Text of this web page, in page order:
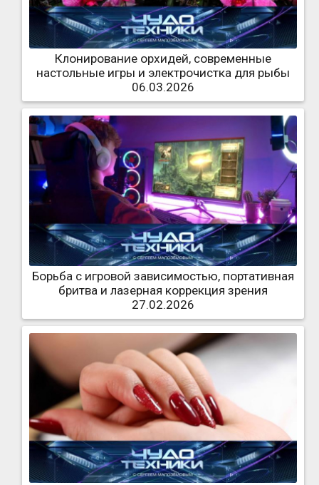
Клонирование орхидей, современные
настольные игры и электрочистка для рыбы
06.03.2026
Борьба с игровой зависимостью, портативная
бритва и лазерная коррекция зрения
27.02.2026